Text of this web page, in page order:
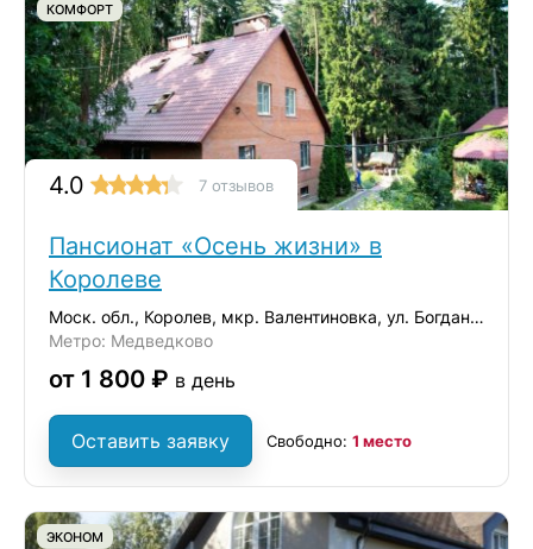
КОМФОРТ
4.0 7 отзывов
Пансионат «Осень жизни» в
Королеве
Моск. обл., Королев, мкр. Валентиновка, ул. Богдана Хмельницкого, 8/17
Метро: Медведково
от 1 800 ₽ в день
Оставить заявку Свободно: 1 место
ЭКОНОМ